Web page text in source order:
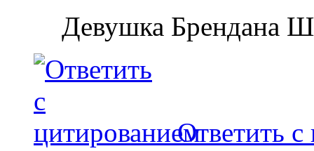
Девушка Брендана
Ответить с